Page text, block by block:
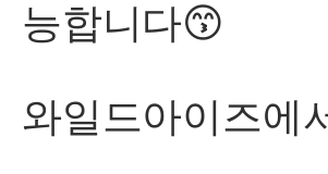
능합니다😙
와일드아이즈에